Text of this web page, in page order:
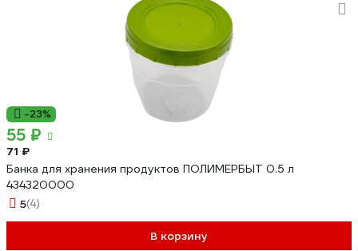
-23%
55 ₽
71 ₽
Банка для хранения продуктов ПОЛИМЕРБЫТ 0.5 л
434320000
5(4)
В корзину